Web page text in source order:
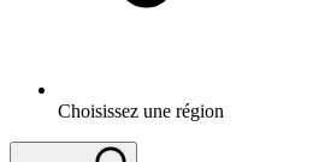
Choisissez une région